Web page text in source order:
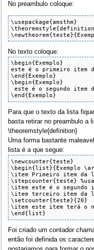
No preambulo coloque:
\usepackage{amsthm}
No texto coloque:
\begin{Exemplo}
este é o primeiro item
\end{Exemplo}
\begin{Exemplo}
este é o segundo item
\end{Exemplo}
Para que o texto da lista
basta retirar no preambulo a
\theoremstyle{definition}
Uma forma bastante
lista é a que segue:
\newcounter{teste}
\begin{list}{Exemplo
\item Primeiro item da
\stepcounter{teste}
\item este é o segundo
\item terceiro item da
\setcounter{teste}{20}
\item este item terá o
\end{list}
Foi criado um contador
então foi definida os